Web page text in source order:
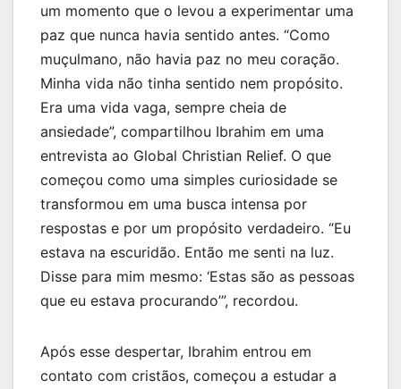
um momento que o levou a experimentar uma
paz que nunca havia sentido antes. “Como
muçulmano, não havia paz no meu coração.
Minha vida não tinha sentido nem propósito.
Era uma vida vaga, sempre cheia de
ansiedade”, compartilhou Ibrahim em uma
entrevista ao Global Christian Relief. O que
começou como uma simples curiosidade se
transformou em uma busca intensa por
respostas e por um propósito verdadeiro. “Eu
estava na escuridão. Então me senti na luz.
Disse para mim mesmo: ‘Estas são as pessoas
que eu estava procurando’”, recordou.
Após esse despertar, Ibrahim entrou em
contato com cristãos, começou a estudar a